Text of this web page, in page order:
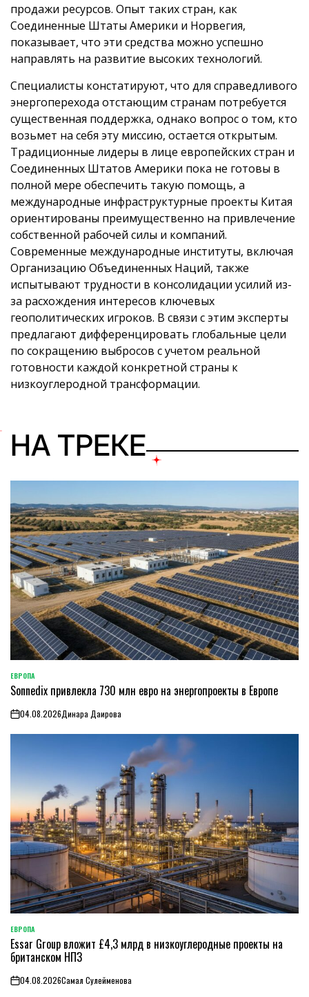
продажи ресурсов. Опыт таких стран, как
Соединенные Штаты Америки и Норвегия,
показывает, что эти средства можно успешно
направлять на развитие высоких технологий.
Специалисты констатируют, что для справедливого
энергоперехода отстающим странам потребуется
существенная поддержка, однако вопрос о том, кто
возьмет на себя эту миссию, остается открытым.
Традиционные лидеры в лице европейских стран и
Соединенных Штатов Америки пока не готовы в
полной мере обеспечить такую помощь, а
международные инфраструктурные проекты Китая
ориентированы преимущественно на привлечение
собственной рабочей силы и компаний.
Современные международные институты, включая
Организацию Объединенных Наций, также
испытывают трудности в консолидации усилий из-
за расхождения интересов ключевых
геополитических игроков. В связи с этим эксперты
предлагают дифференцировать глобальные цели
по сокращению выбросов с учетом реальной
готовности каждой конкретной страны к
низкоуглеродной трансформации.
НА ТРЕКЕ
ОПУБЛИКОВАНО
В
ЕВРОПА
Sonnedix привлекла 730 млн евро на энергопроекты в Европе
on04.08.2026Динара Даирова
ОПУБЛИКОВАНО
В
ЕВРОПА
Essar Group вложит £4,3 млрд в низкоуглеродные проекты на
британском НПЗ
on04.08.2026Самал Сулейменова